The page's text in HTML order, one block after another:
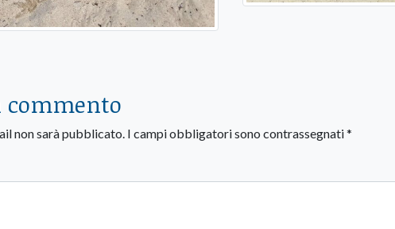
commento
non sarà pubblicato. I campi obbligatori sono contrassegnati*